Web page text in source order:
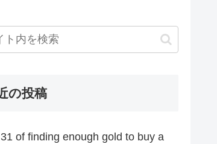
の投稿
of finding enough gold to buy a